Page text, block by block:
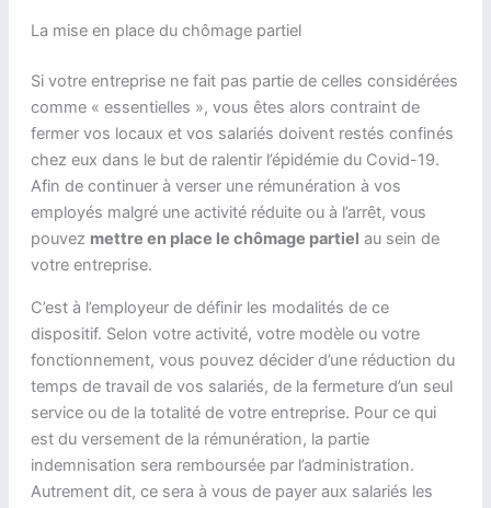
La mise en place du chômage partiel
Si votre entreprise ne fait pas partie de celles considérées
comme « essentielles », vous êtes alors contraint de
fermer vos locaux et vos salariés doivent restés confinés
chez eux dans le but de ralentir l’épidémie du Covid-19.
Afin de continuer à verser une rémunération à vos
employés malgré une activité réduite ou à l’arrêt, vous
pouvez mettre en place le chômage partiel au sein de
votre entreprise.
C’est à l’employeur de définir les modalités de ce
dispositif. Selon votre activité, votre modèle ou votre
fonctionnement, vous pouvez décider d’une réduction du
temps de travail de vos salariés, de la fermeture d’un seul
service ou de la totalité de votre entreprise. Pour ce qui
est du versement de la rémunération, la partie
indemnisation sera remboursée par l’administration.
Autrement dit, ce sera à vous de payer aux salariés les